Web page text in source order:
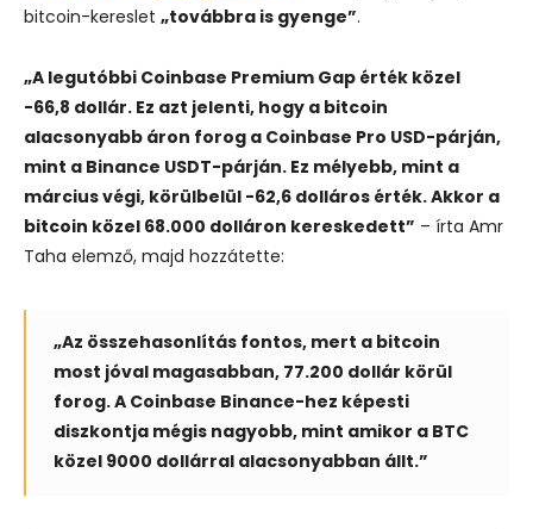
bitcoin-kereslet „továbbra is gyenge”.
„A legutóbbi Coinbase Premium Gap érték közel
-66,8 dollár. Ez azt jelenti, hogy a bitcoin
alacsonyabb áron forog a Coinbase Pro USD-párján,
mint a Binance USDT-párján. Ez mélyebb, mint a
március végi, körülbelül -62,6 dolláros érték. Akkor a
bitcoin közel 68.000 dolláron kereskedett” – írta Amr
Taha elemző, majd hozzátette:
„Az összehasonlítás fontos, mert a bitcoin
most jóval magasabban, 77.200 dollár körül
forog. A Coinbase Binance-hez képesti
diszkontja mégis nagyobb, mint amikor a BTC
közel 9000 dollárral alacsonyabban állt.”